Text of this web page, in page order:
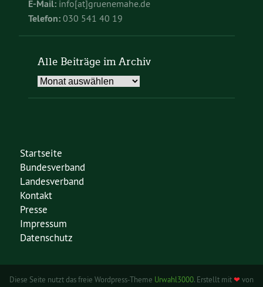
E-Mail: info[at]gruenemahe.de
Telefon: 030 541 40 19
Alle Beiträge im Archiv
Alle
Startseite
Bundesverband
Landesverband
Kontakt
Presse
Impressum
Datenschutz
Diese Seite nutzt das freie Wordpress-Theme Urwahl3000. Erstellt mit❤ von